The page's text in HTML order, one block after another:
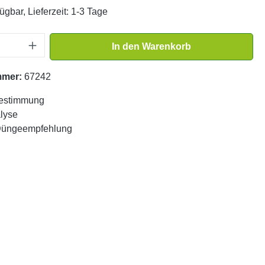
Lieferzeit: 1-3 Tage
Anzahl: Gib den gewünschten Wert ein
In den Warenkorb
67242